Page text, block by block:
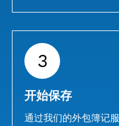
3
开始保存
通过我们的外包簿记